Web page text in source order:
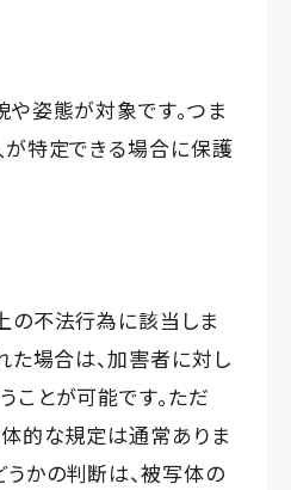
姿態が対象です。つま
が特定できる場合に保護
の不法行為に該当しま
た場合は、加害者に対し
とが可能です。ただ
体的な規定は通常ありま
かの判断は、被写体の